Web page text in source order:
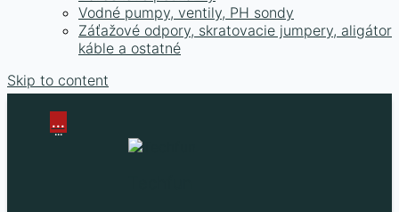
Vodné pumpy, ventily, PH sondy
Záťažové odpory, skratovacie jumpery, aligátor
káble a ostatné
Skip to content
...
...